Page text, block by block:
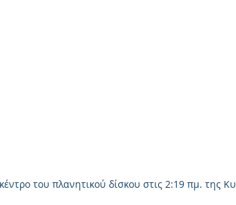
του πλανητικού δίσκου στις 2:19 πμ. της